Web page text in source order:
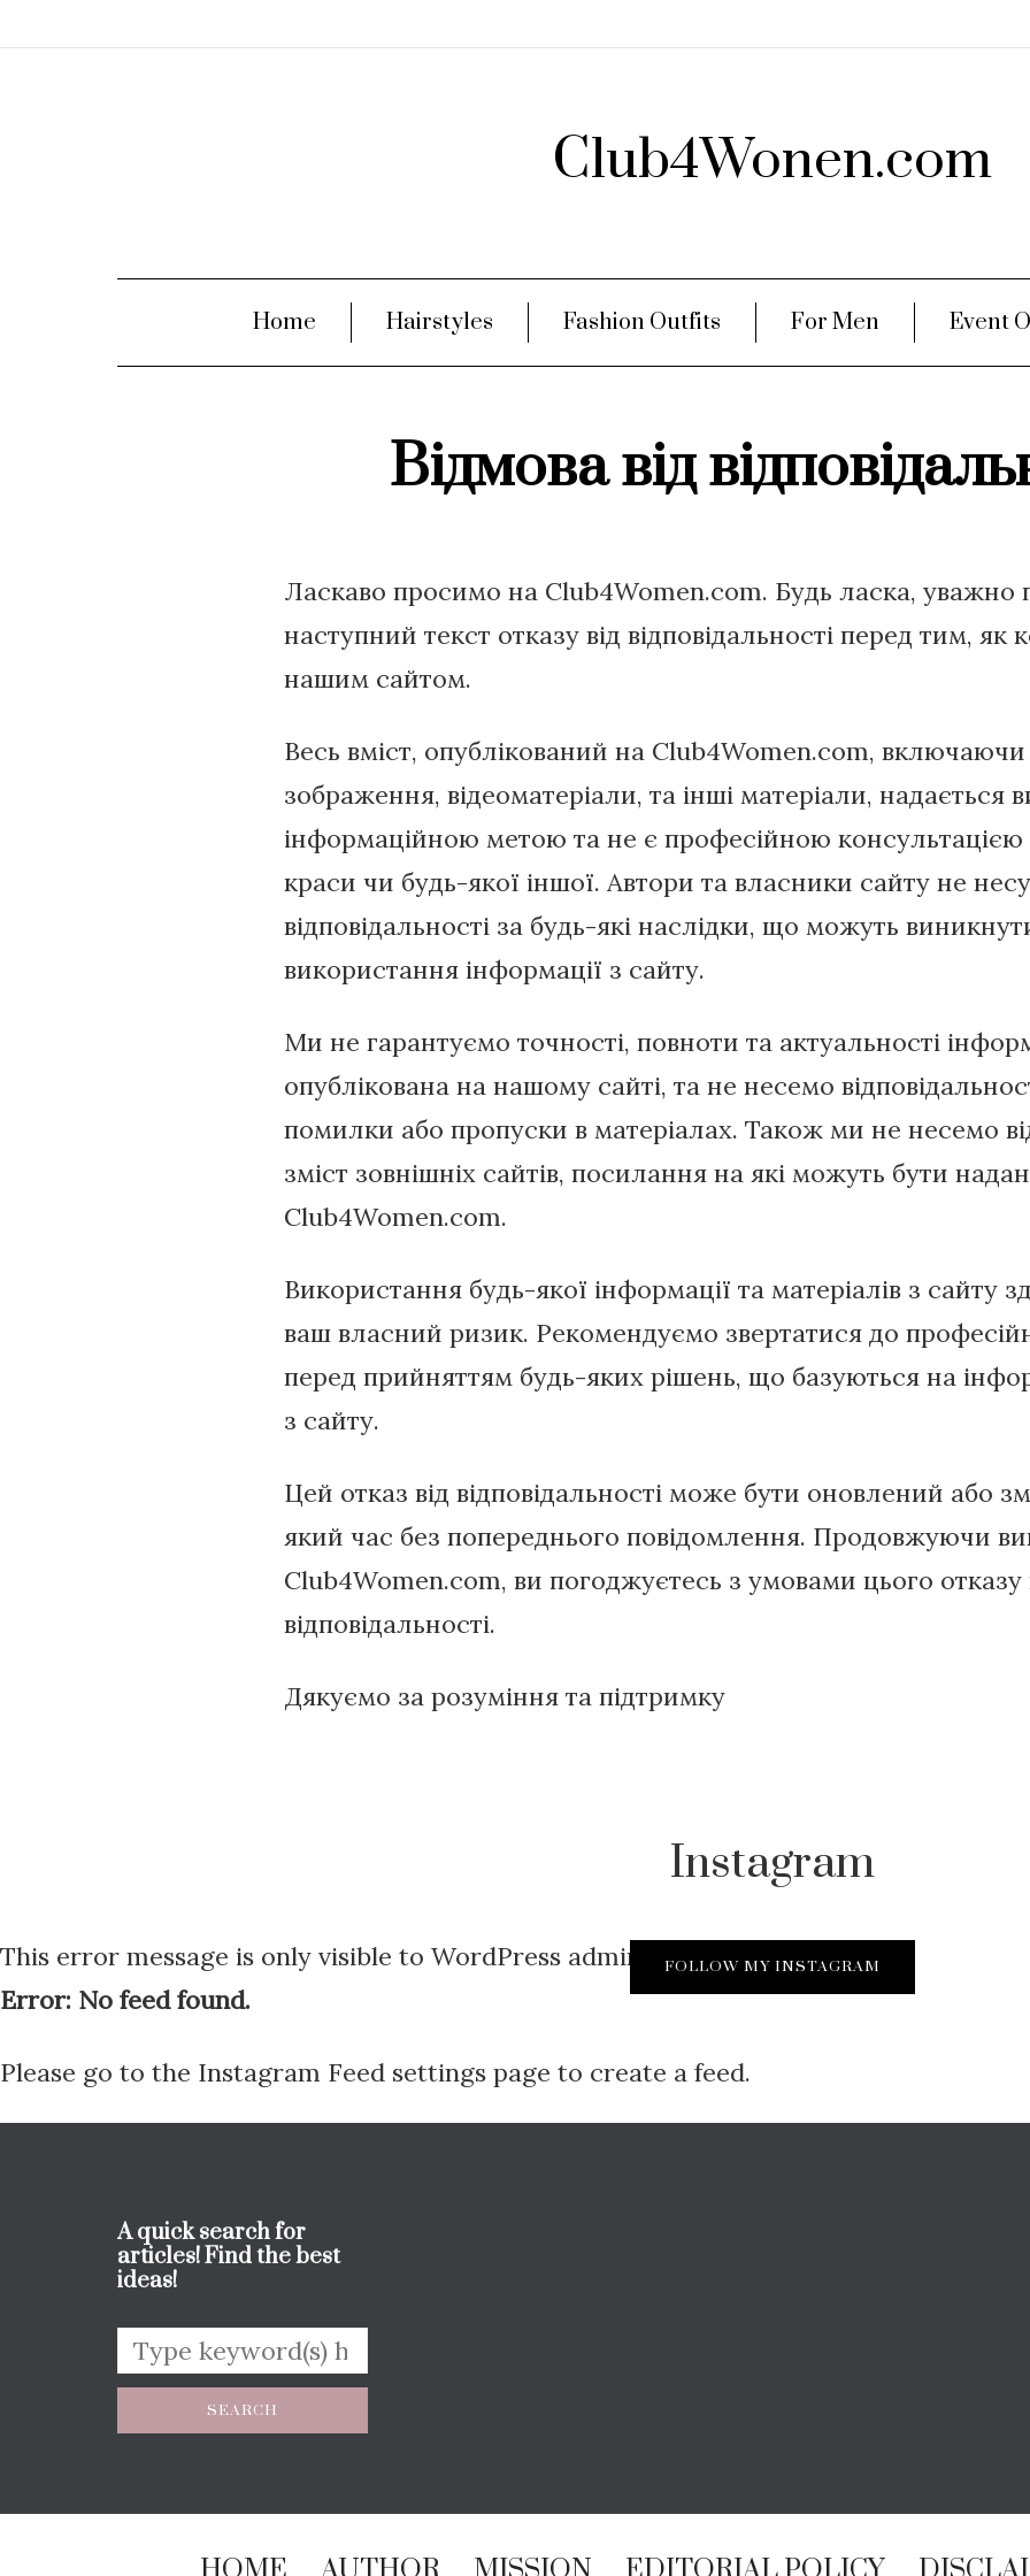
Club4Wonen.com
Home Hairstyles Fashion Outfits For Men Event
Відмова від
Ласкаво просимо на Club4Women.com. Будь ласка, уважно
наступний текст отказу від відповідальності перед тим, як
нашим сайтом.
Весь вміст, опублікований на Club4Women.com, включаючи
зображення, відеоматеріали, та інші матеріали, надається
інформаційною метою та не є професійною консультацією
краси чи будь-якої іншої. Автори та власники сайту не
відповідальності за будь-які наслідки, що можуть
використання інформації з сайту.
Ми не гарантуємо точності, повноти та актуальності
опублікована на нашому сайті, та не несемо
помилки або пропуски в матеріалах. Також ми не несемо
зміст зовнішніх сайтів, посилання на які можуть бути
Club4Women.com.
Використання будь-якої інформації та матеріалів з сайту
ваш власний ризик. Рекомендуємо звертатися до
перед прийняттям будь-яких рішень, що базуються на
з сайту.
Цей отказ від відповідальності може бути оновлений або
який час без попереднього повідомлення. Продовжуючи
Club4Women.com, ви погоджуєтесь з умовами цього отказу
відповідальності.
Дякуємо за розуміння та підтримку
Instagram
FOLLOW MY INSTAGRAM
This error message is only visible to WordPress admins
Error: No feed found.
Please go to the Instagram Feed settings page to create a feed.
A quick search for
articles! Find the best
ideas!